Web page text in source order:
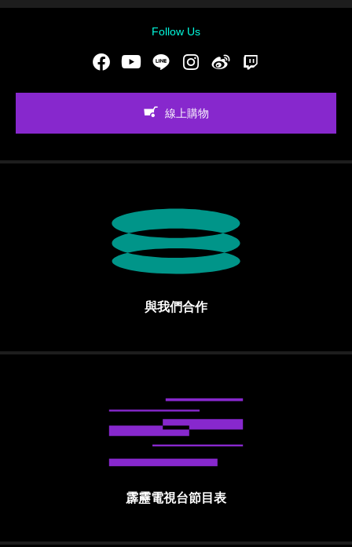
Follow Us
FacebookYoutubeLINE Instgram新浪微博
線上購物
與我們合作
霹靂電視台節目表